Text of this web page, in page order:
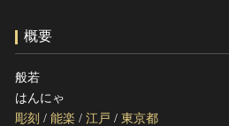
文化遺産データベース
国指定文化財等データベース
概要
般若
はんにゃ
彫刻 / 能楽 / 江戸 / 東京都